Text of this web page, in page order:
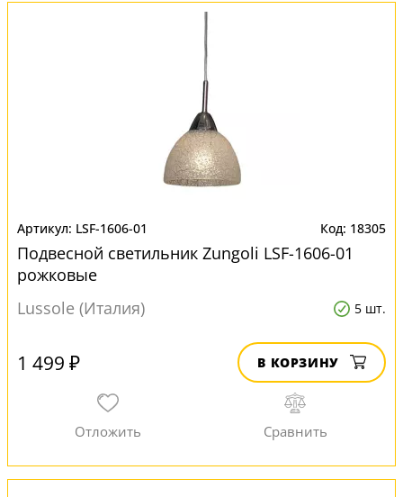
LSF-1606-01 18305
Подвесной светильник Zungoli LSF-1606-01
рожковые
Lussole (Италия)
5 шт.
1 499 ₽ В КОРЗИНУ